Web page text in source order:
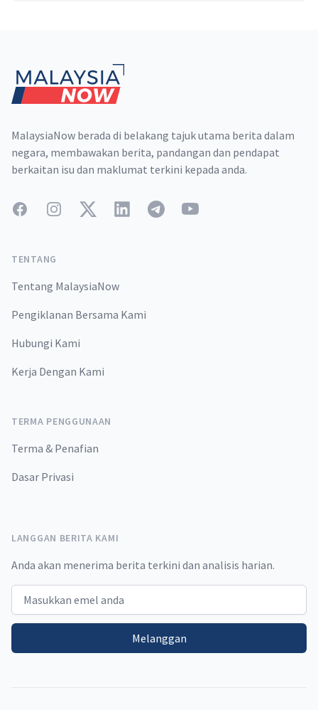
MalaysiaNow berada di belakang tajuk utama berita dalam
negara, membawakan berita, pandangan dan pendapat
berkaitan isu dan maklumat terkini kepada anda.
FacebookInstagramTwitterLinkedInTelegramYouTube
TENTANG
Tentang MalaysiaNow
Pengiklanan Bersama Kami
Hubungi Kami
Kerja Dengan Kami
TERMA PENGGUNAAN
Terma & Penafian
Dasar Privasi
LANGGAN BERITA KAMI
Anda akan menerima berita terkini dan analisis harian.
Email address
Melanggan